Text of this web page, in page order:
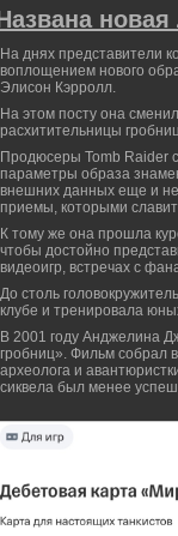
На днях представители
воплощением нового
Элисон Кэрролл.
На этом посту она
расхитительницы
Продюсеры Tomb Raider
параметры образа
внешних данных еще и
приемы, которыми
К тому же она прошла
чтобы достойно
видеоигр, встречах с
До столь
клубе и тренировала
В 2001 году Анджелина
гробниц». Фильм собрал
археолога и
сиквела был менее